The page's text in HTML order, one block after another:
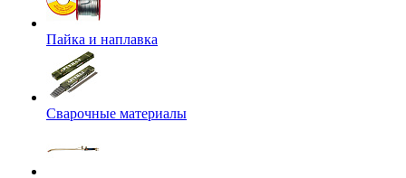
Пайка и наплавка
Сварочные материалы